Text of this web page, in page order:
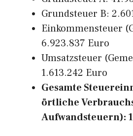
Grundsteuer B:
Einkommensteuer
6.923.837 Euro
Umsatzsteuer
1.613.242 Euro
Gesamte
örtliche
Aufwandsteuern):